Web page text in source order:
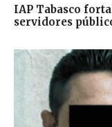
IAP Tabasco
servidores